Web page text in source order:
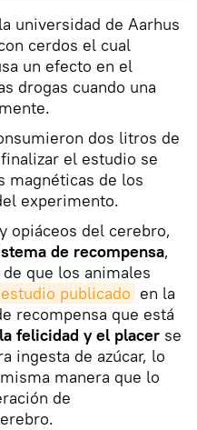
universidad de Aarhus
cerdos el cual
un efecto en el
drogas cuando una
dos litros de
el estudio se
magnéticas de los
experimento.
opiáceos del cerebro,
de recompensa,
que los animales
estudio publicado en la
recompensa que está
felicidad y el placer se
ingesta de azúcar, lo
manera que lo
de